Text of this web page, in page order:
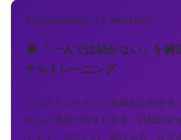
ACCOUNTABILITY PARTNER
🧠 「一人では続かない」を解
ナルトレーニング
プロのトレーナーと定期的に向き合
れない環境が生まれます。目標設定
トまで、あなたの「続ける力」を引